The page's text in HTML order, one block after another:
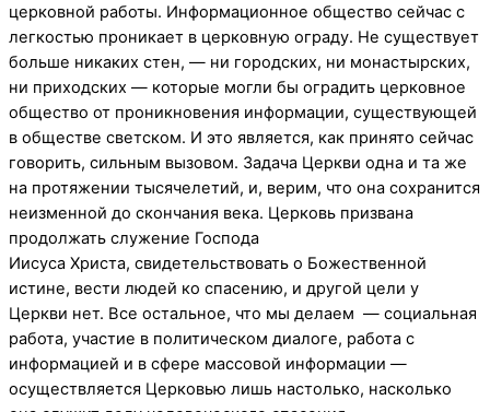
церковной работы. Информационное общество сейчас с
легкостью проникает в церковную ограду. Не существует
больше никаких стен, — ни городских, ни монастырских,
ни приходских — которые могли бы оградить церковное
общество от проникновения информации, существующей
в обществе светском. И это является, как принято сейчас
говорить, сильным вызовом. Задача Церкви одна и та же
на протяжении тысячелетий, и, верим, что она сохранится
неизменной до скончания века. Церковь призвана
продолжать служение Господа
Иисуса Христа, свидетельствовать о Божественной
истине, вести людей ко спасению, и другой цели у
Церкви нет. Все остальное, что мы делаем — социальная
работа, участие в политическом диалоге, работа с
информацией и в сфере массовой информации —
осуществляется Церковью лишь настолько, насколько